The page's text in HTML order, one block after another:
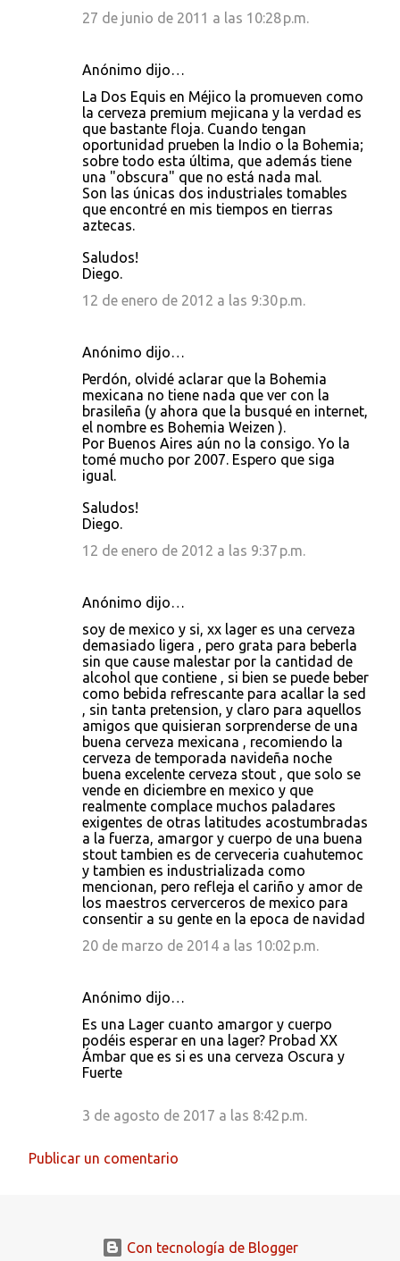
27 de junio de 2011 a las 10:28 p.m.
Anónimo dijo…
La Dos Equis en Méjico la promueven como
la cerveza premium mejicana y la verdad es
que bastante floja. Cuando tengan
oportunidad prueben la Indio o la Bohemia;
sobre todo esta última, que además tiene
una "obscura" que no está nada mal.
Son las únicas dos industriales tomables
que encontré en mis tiempos en tierras
aztecas.
Saludos!
Diego.
12 de enero de 2012 a las 9:30 p.m.
Anónimo dijo…
Perdón, olvidé aclarar que la Bohemia
mexicana no tiene nada que ver con la
brasileña (y ahora que la busqué en internet,
el nombre es Bohemia Weizen ).
Por Buenos Aires aún no la consigo. Yo la
tomé mucho por 2007. Espero que siga
igual.
Saludos!
Diego.
12 de enero de 2012 a las 9:37 p.m.
Anónimo dijo…
soy de mexico y si, xx lager es una cerveza
demasiado ligera , pero grata para beberla
sin que cause malestar por la cantidad de
alcohol que contiene , si bien se puede beber
como bebida refrescante para acallar la sed
, sin tanta pretension, y claro para aquellos
amigos que quisieran sorprenderse de una
buena cerveza mexicana , recomiendo la
cerveza de temporada navideña noche
buena excelente cerveza stout , que solo se
vende en diciembre en mexico y que
realmente complace muchos paladares
exigentes de otras latitudes acostumbradas
a la fuerza, amargor y cuerpo de una buena
stout tambien es de cerveceria cuahutemoc
y tambien es industrializada como
mencionan, pero refleja el cariño y amor de
los maestros cerverceros de mexico para
consentir a su gente en la epoca de navidad
20 de marzo de 2014 a las 10:02 p.m.
Anónimo dijo…
Es una Lager cuanto amargor y cuerpo
podéis esperar en una lager? Probad XX
Ámbar que es si es una cerveza Oscura y
Fuerte
3 de agosto de 2017 a las 8:42 p.m.
Publicar un comentario
Con tecnología de Blogger